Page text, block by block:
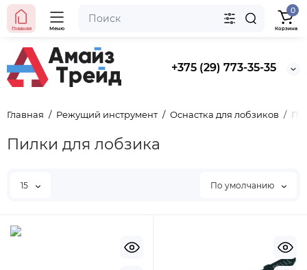
+375 (29) 773-35-35
Главная Меню
0
Корзина
Главная Режущий инструмент Оснастка для лобзиков
Пилки для лобзика
15 По умолчанию